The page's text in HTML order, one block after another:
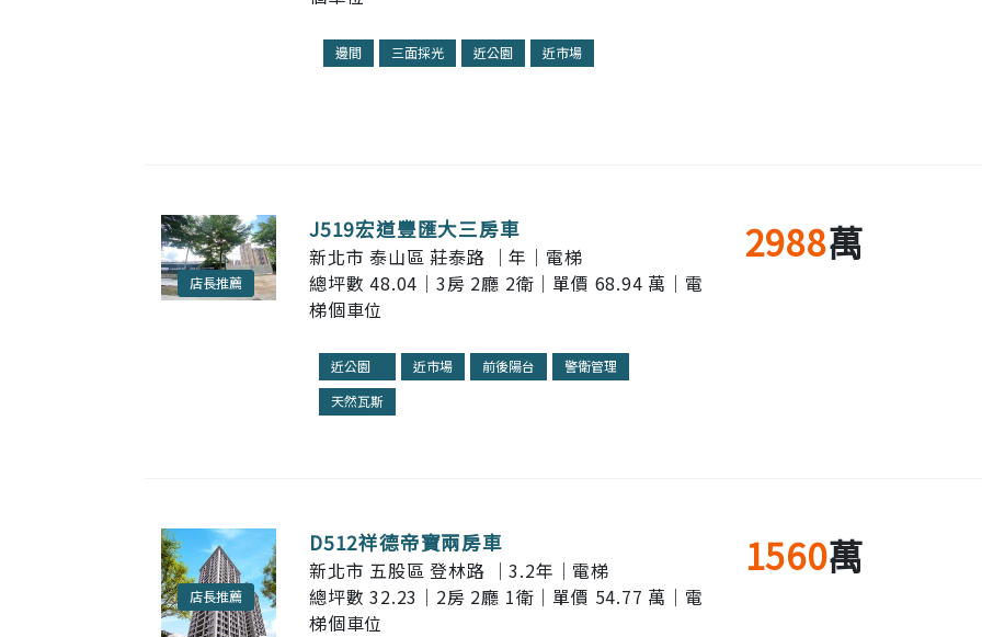
邊間 三面採光 近公園 近市場
店長推薦
J519宏道豐匯大三房車
新北市 泰山區 莊泰路 ｜年｜電梯
總坪數 48.04｜3房 2廳 2衛｜單價 68.94 萬｜電
梯個車位
近公園 近市場 前後陽台
警衛管理
天然瓦斯
2988萬
店長推薦
D512祥德帝寶兩房車
新北市 五股區 登林路 ｜3.2年｜電梯
總坪數 32.23｜2房 2廳 1衛｜單價 54.77 萬｜電
梯個車位
1560萬